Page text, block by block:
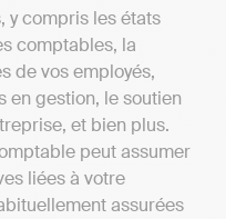
y compris les états
comptables, la
de vos employés,
en gestion, le soutien
et bien plus.
peut assumer
liées à votre
assurées